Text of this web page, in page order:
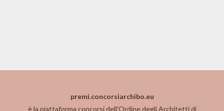
premi.concorsiarchibo.eu
è la piattaforma concorsi dell'Ordine degli Architetti di